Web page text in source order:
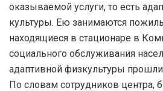
оказываемой услуги, то есть
культуры. Ею занимаются
находящиеся в стационаре в
социального обслуживания
адаптивной физкультуры
По словам сотрудников центра,